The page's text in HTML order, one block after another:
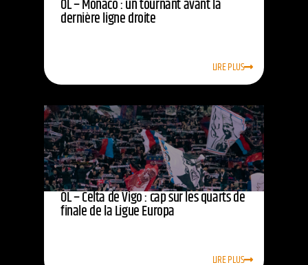
OL – Monaco : un tournant avant la
dernière ligne droite
LIRE PLUS
OL – Celta de Vigo : cap sur les quarts de
finale de la Ligue Europa
LIRE PLUS